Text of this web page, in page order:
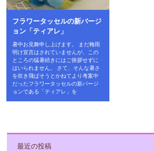
フラワータッセルの新バージ
ョン「ティアレ」
暑中お見舞申し上げます。 まだ梅雨
明け宣言はされていませんが、この
ところの猛暑続きにはご挨拶せずに
はいられません。 さて、そんな暑さ
を吹き飛ばそうとかねてより考案中
だったフラワータッセルの新バージ
ョンである「ティアレ」を
最近の投稿